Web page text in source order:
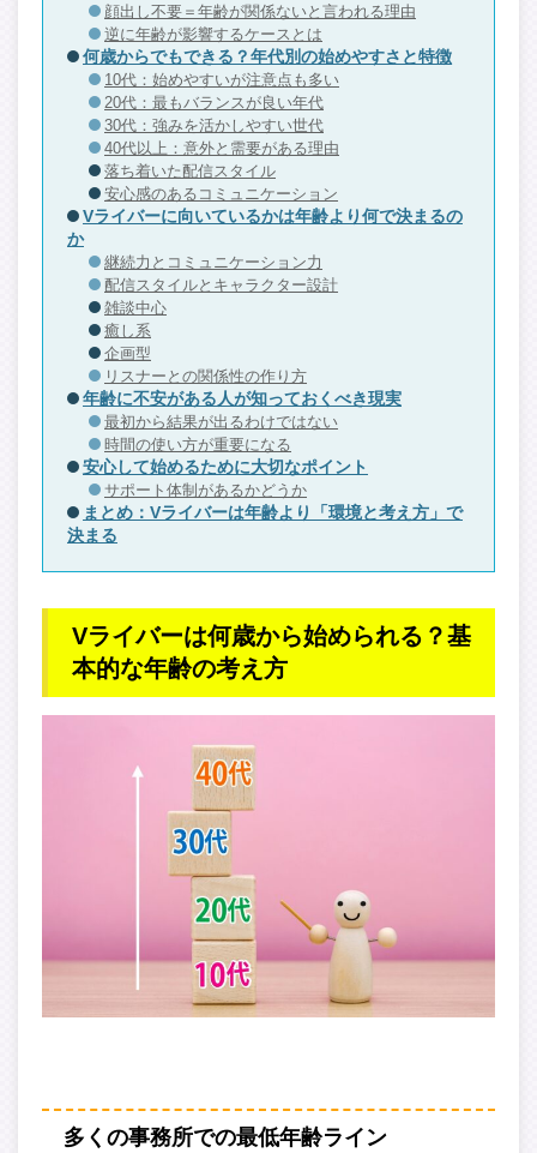
顔出し不要＝年齢が関係ないと言われる理由
逆に年齢が影響するケースとは
何歳からでもできる？年代別の始めやすさと特徴
10代：始めやすいが注意点も多い
20代：最もバランスが良い年代
30代：強みを活かしやすい世代
40代以上：意外と需要がある理由
落ち着いた配信スタイル
安心感のあるコミュニケーション
Vライバーに向いているかは年齢より何で決まるの
か
継続力とコミュニケーション力
配信スタイルとキャラクター設計
雑談中心
癒し系
企画型
リスナーとの関係性の作り方
年齢に不安がある人が知っておくべき現実
最初から結果が出るわけではない
時間の使い方が重要になる
安心して始めるために大切なポイント
サポート体制があるかどうか
まとめ：Vライバーは年齢より「環境と考え方」で
決まる
Vライバーは何歳から始められる？基
本的な年齢の考え方
多くの事務所での最低年齢ライン